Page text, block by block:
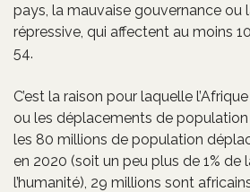
pays, la mauvaise gouvernance ou
répressive, qui affectent au moins
54.
C’est la raison pour laquelle
ou les déplacements de
les 80 millions de population
en 2020 (soit un peu plus de 1% de
l’humanité), 29 millions sont